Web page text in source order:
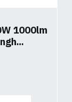
1000lm